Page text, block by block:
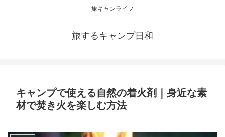
旅キャンライフ
旅するキャンプ日和
キャンプで使える自然の着火剤｜身近な素
材で焚き火を楽しむ方法